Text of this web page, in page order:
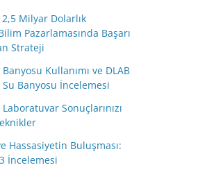
2,5 Milyar Dolarlık
Pazarlamasında Başarı
Strateji
Kullanımı ve DLAB
Su Banyosu İncelemesi
Sonuçlarınızı
Hassasiyetin Buluşması:
İncelemesi